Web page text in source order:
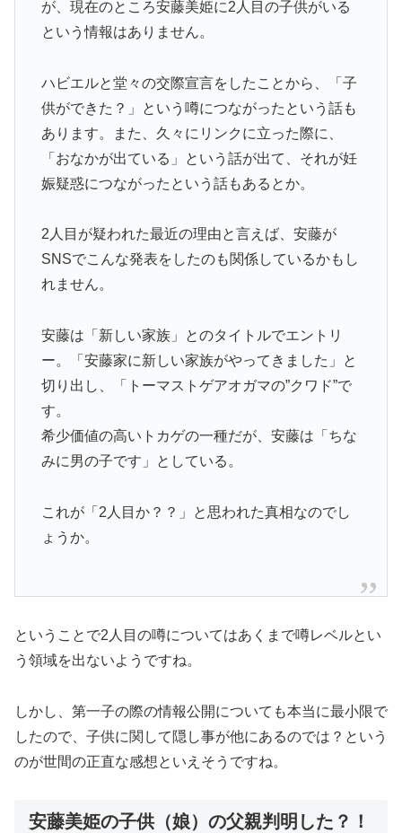
が、現在のところ安藤美姫に2人目の子供がいる
という情報はありません。
ハビエルと堂々の交際宣言をしたことから、「子
供ができた？」という噂につながったという話も
あります。また、久々にリンクに立った際に、
「おなかが出ている」という話が出て、それが妊
娠疑惑につながったという話もあるとか。
2人目が疑われた最近の理由と言えば、安藤が
SNSでこんな発表をしたのも関係しているかもし
れません。
安藤は「新しい家族」とのタイトルでエントリ
ー。「安藤家に新しい家族がやってきました」と
切り出し、「トーマストゲアオガマの”クワド”で
す。
希少価値の高いトカゲの一種だが、安藤は「ちな
みに男の子です」としている。
これが「2人目か？？」と思われた真相なのでし
ょうか。
ということで2人目の噂についてはあくまで噂レベルとい
う領域を出ないようですね。
しかし、第一子の際の情報公開についても本当に最小限で
したので、子供に関して隠し事が他にあるのでは？という
のが世間の正直な感想といえそうですね。
安藤美姫の子供（娘）の父親判明した？！